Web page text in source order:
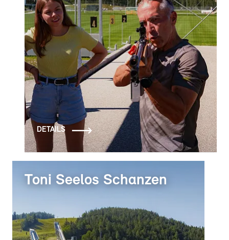
DETAILS
Toni Seelos Schanzen